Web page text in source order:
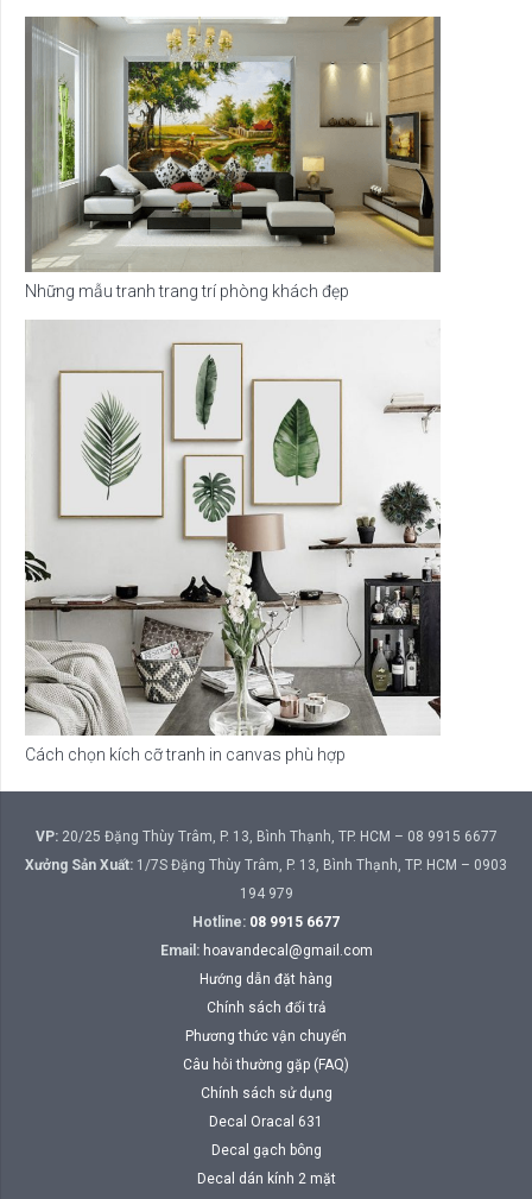
Những mẫu tranh trang trí phòng khách đẹp
Cách chọn kích cỡ tranh in canvas phù hợp
VP:20/25 Đặng Thùy Trâm, P. 13, Bình Thạnh, TP. HCM – 08 9915 6677
Xưởng Sản Xuất: 1/7S Đặng Thùy Trâm, P. 13, Bình Thạnh, TP. HCM – 0903
194 979
Hotline: 08 9915 6677
Email: hoavandecal@gmail.com
Hướng dẫn đặt hàng
Chính sách đổi trả
Phương thức vận chuyển
Câu hỏi thường gặp (FAQ)
Chính sách sử dụng
Decal Oracal 631
Decal gạch bông
Decal dán kính 2 mặt